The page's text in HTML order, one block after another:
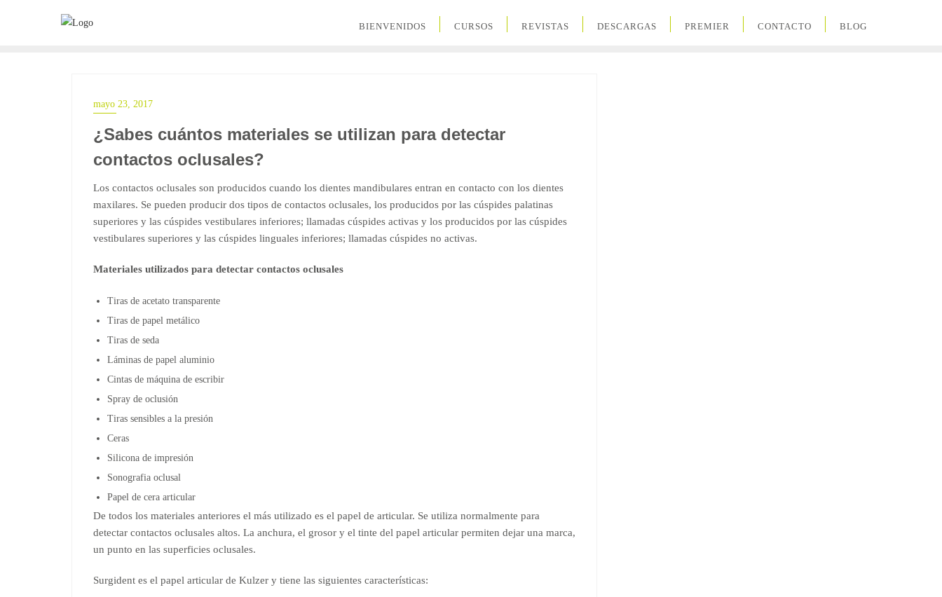
BIENVENIDOS CURSOS REVISTAS DESCARGAS PREMIER CONTACTO BLOG
mayo 23, 2017
¿Sabes cuántos materiales se utilizan para detectar
contactos oclusales?
Los contactos oclusales son producidos cuando los dientes mandibulares entran en contacto con los dientes
maxilares. Se pueden producir dos tipos de contactos oclusales, los producidos por las cúspides palatinas
superiores y las cúspides vestibulares inferiores; llamadas cúspides activas y los producidos por las cúspides
vestibulares superiores y las cúspides linguales inferiores; llamadas cúspides no activas.
Materiales utilizados para detectar contactos oclusales
Tiras de acetato transparente
Tiras de papel metálico
Tiras de seda
Láminas de papel aluminio
Cintas de máquina de escribir
Spray de oclusión
Tiras sensibles a la presión
Ceras
Silicona de impresión
Sonografia oclusal
Papel de cera articular
De todos los materiales anteriores el más utilizado es el papel de articular. Se utiliza normalmente para
detectar contactos oclusales altos. La anchura, el grosor y el tinte del papel articular permiten dejar una marca,
un punto en las superficies oclusales.
Surgident es el papel articular de Kulzer y tiene las siguientes características: